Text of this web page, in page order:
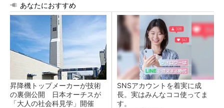
あなたにおすすめ
昇降機トップメーカーが技術
の裏側公開 日本オーチスが
「大人の社会科見学」開催
SNSアカウントを着実に成
長。実はみんなココ使ってま
す。